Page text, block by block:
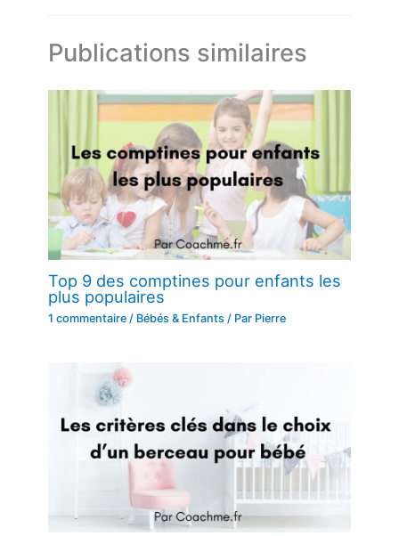
Publications similaires
Top 9 des comptines pour enfants les
plus populaires
1 commentaire / Bébés & Enfants / Par Pierre